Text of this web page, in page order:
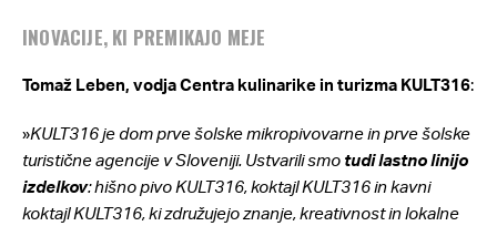
INOVACIJE, KI PREMIKAJO MEJE
Tomaž Leben, vodja Centra kulinarike in turizma KULT316:
»KULT316 je dom prve šolske mikropivovarne in prve šolske
turistične agencije v Sloveniji. Ustvarili smo tudi lastno linijo
izdelkov: hišno pivo KULT316, koktajl KULT316 in kavni
koktajl KULT316, ki združujejo znanje, kreativnost in lokalne